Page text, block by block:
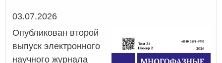
Дата
03.07.2026
Опубликован второй
выпуск электронного
научного журнала